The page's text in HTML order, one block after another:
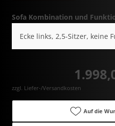
Sofa Kombination und
Ecke links, 2,5-Sitzer, keine
zzgl. Liefer-/Versandkosten
Auf die